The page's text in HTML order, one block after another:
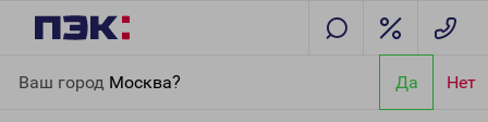
Ваш город Москва? Да Нет
Нефтеюганск2